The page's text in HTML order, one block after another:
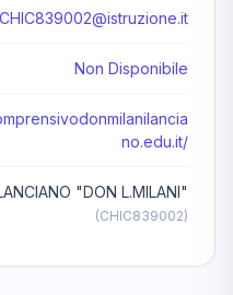
CHIC839002@istruzione.it
Non Disponibile
no.edu.it/
"DON L.MILANI"
(CHIC839002)